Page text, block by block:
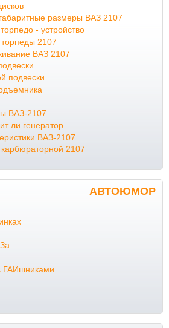
размеры ВАЗ 2107
- устройство
2107
ВАЗ 2107
подвески
ВАЗ-2107
ли генератор
ВАЗ-2107
2107
АВТОЮМОР
ГАИшниками